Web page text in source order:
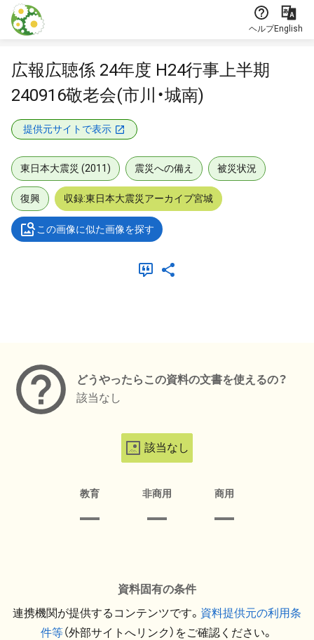
本文に飛ぶ
ヘルプEnglish
広報広聴係 24年度 H24行事上半期
240916敬老会(市川・城南)
提供元サイトで表示
東日本大震災 (2011) 震災への備え 被災状況
復興 収録:東日本大震災アーカイブ宮城
この画像に似た画像を探す
どうやったらこの資料の文書を使えるの？
該当なし
該当なし
教育 非商用 商用
資料固有の条件
連携機関が提供するコンテンツです。 資料提供元の利用条
件等（外部サイトへリンク）をご確認ください。